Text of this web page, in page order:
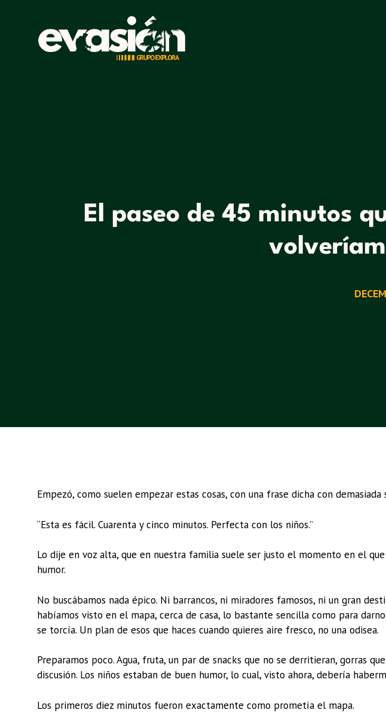
El paseo de 45 minutos
Empezó, como suelen empezar estas cosas, con una frase dicha con demasiada
“Esta es fácil. Cuarenta y cinco minutos. Perfecta con los niños.”
Lo dije en voz alta, que en nuestra familia suele ser justo el momento en el
humor.
No buscábamos nada épico. Ni barrancos, ni miradores famosos, ni un gran
habíamos visto en el mapa, cerca de casa, lo bastante sencilla como para
se torcía. Un plan de esos que haces cuando quieres aire fresco, no una odisea.
Preparamos poco. Agua, fruta, un par de snacks que no se derritieran, gorras
discusión. Los niños estaban de buen humor, lo cual, visto ahora, debería
Los primeros diez minutos fueron exactamente como prometía el mapa.